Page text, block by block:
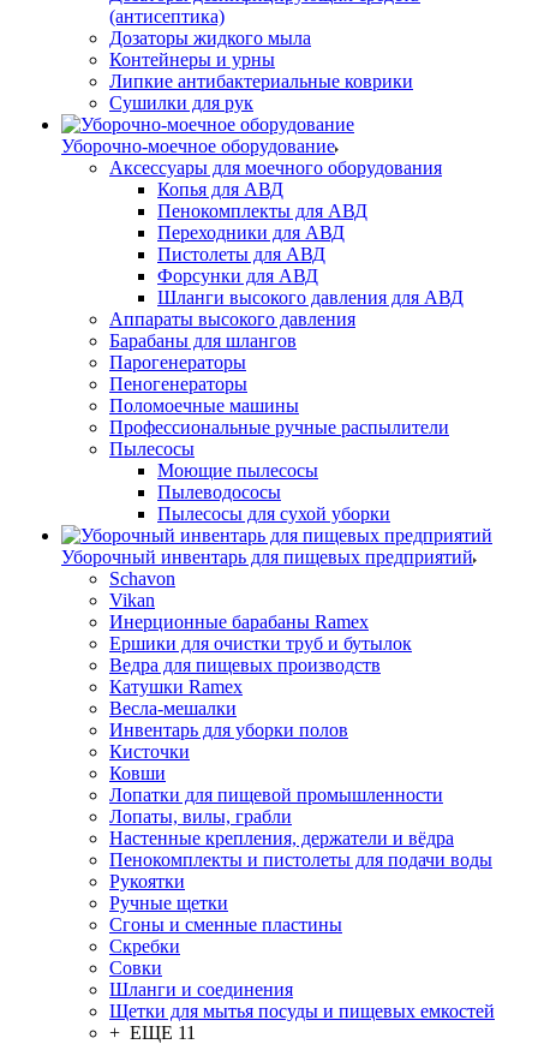
(антисептика)
Дозаторы жидкого мыла
Контейнеры и урны
Липкие антибактериальные коврики
Сушилки для рук
Уборочно-моечное оборудование
Аксессуары для моечного оборудования
Копья для АВД
Пенокомплекты для АВД
Переходники для АВД
Пистолеты для АВД
Форсунки для АВД
Шланги высокого давления для АВД
Аппараты высокого давления
Барабаны для шлангов
Парогенераторы
Пеногенераторы
Поломоечные машины
Профессиональные ручные распылители
Пылесосы
Моющие пылесосы
Пылеводососы
Пылесосы для сухой уборки
Уборочный инвентарь для пищевых предприятий
Schavon
Vikan
Инерционные барабаны Ramex
Ершики для очистки труб и бутылок
Ведра для пищевых производств
Катушки Ramex
Весла-мешалки
Инвентарь для уборки полов
Кисточки
Ковши
Лопатки для пищевой промышленности
Лопаты, вилы, грабли
Настенные крепления, держатели и вёдра
Пенокомплекты и пистолеты для подачи воды
Рукоятки
Ручные щетки
Сгоны и сменные пластины
Скребки
Совки
Шланги и соединения
Щетки для мытья посуды и пищевых емкостей
+ ЕЩЕ 11